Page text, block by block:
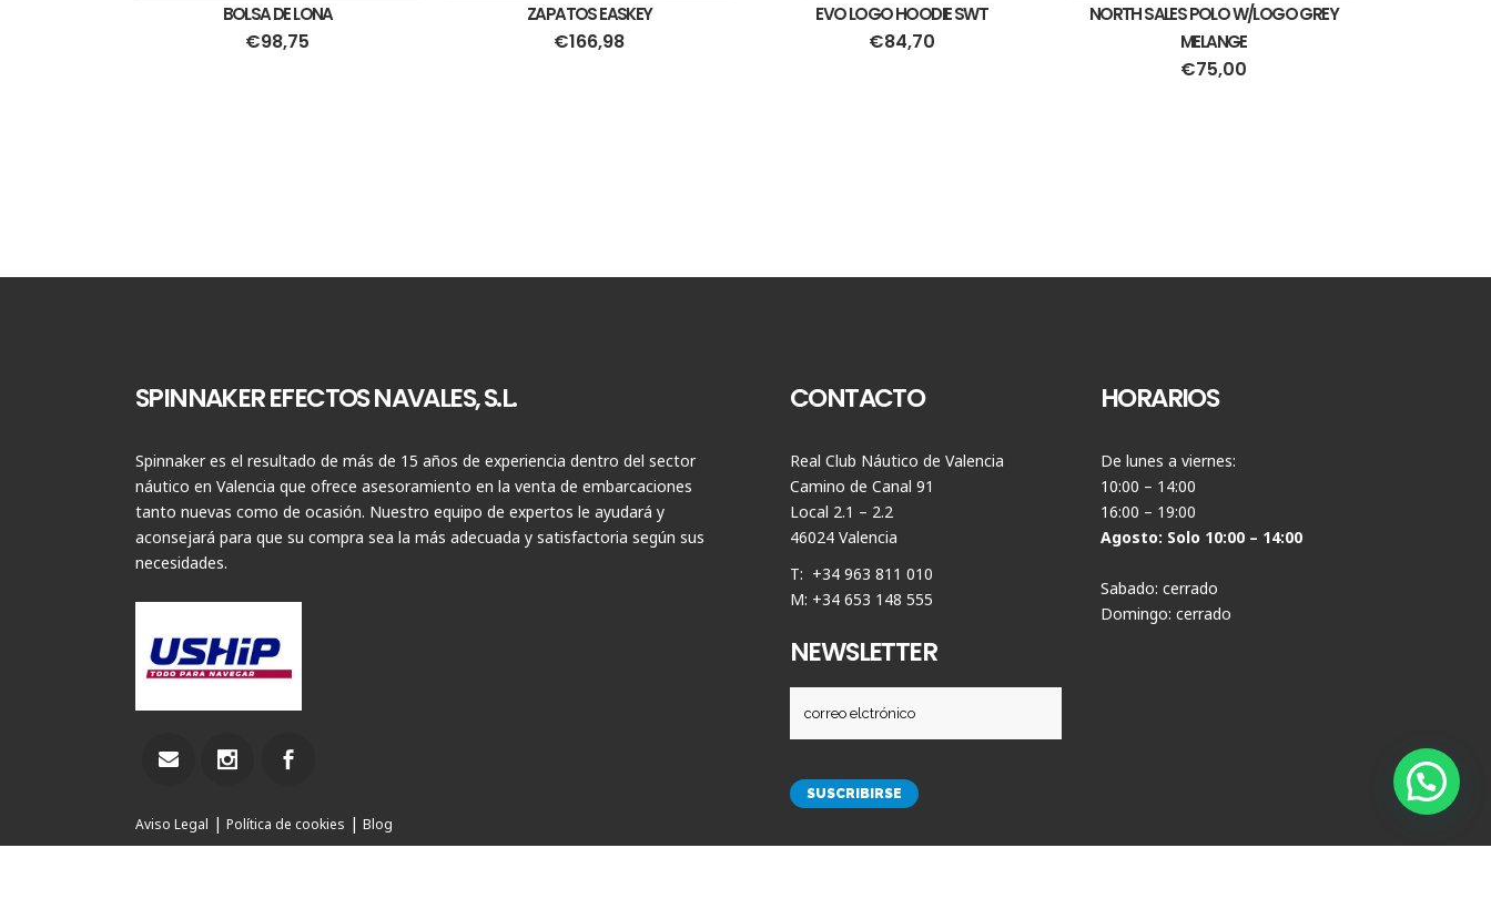
BOLSA DE LONA
€98,75
ZAPATOS EASKEY
€166,98
EVO LOGO HOODIE SWT
€84,70
NORTH SALES POLO W/LOGO GREY
MELANGE
€75,00
SPINNAKER EFECTOS NAVALES, S.L.
Spinnaker es el resultado de más de 15 años de experiencia dentro del sector
náutico en Valencia que ofrece asesoramiento en la venta de embarcaciones
tanto nuevas como de ocasión. Nuestro equipo de expertos le ayudará y
aconsejará para que su compra sea la más adecuada y satisfactoria según sus
necesidades.
Aviso Legal | Política de cookies | Blog
CONTACTO
Real Club Náutico de Valencia
Camino de Canal 91
Local 2.1 – 2.2
46024 Valencia
T: +34 963 811 010
M: +34 653 148 555
NEWSLETTER
HORARIOS
De lunes a viernes:
10:00 – 14:00
16:00 – 19:00
Agosto: Solo 10:00 – 14:00
Sabado: cerrado
Domingo: cerrado